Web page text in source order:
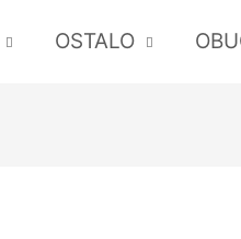
OSTALO